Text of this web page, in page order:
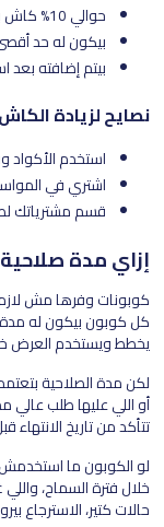
حوالي 10% كاش باك على عروض معينة
بيكون له حد أقصى (مثال:
بيتم إضافته بعد
نصايح لزيادة
استخدم الأكواد
اشتري في
قسم مشترياتك
إزاي مدة
كوبونات وفرها مش
كل كوبون بيكون له
يخطط ويستخدم العرض
لكن مدة الصلاحية
أو اللي عليها طلب
تتأكد من تاريخ
لو الكوبون ما
حالات كتير، الاسترجاع